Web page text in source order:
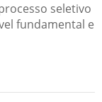
seletivo
fundamental e